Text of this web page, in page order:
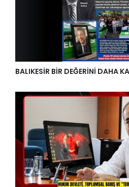
BALIKESİR BİR DEĞERİNİ DAHA